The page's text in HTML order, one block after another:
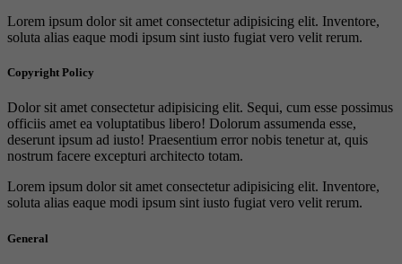
Lorem ipsum dolor sit amet consectetur adipisicing elit. Inventore,
soluta alias eaque modi ipsum sint iusto fugiat vero velit rerum.
Copyright Policy
Dolor sit amet consectetur adipisicing elit. Sequi, cum esse possimus
officiis amet ea voluptatibus libero! Dolorum assumenda esse,
deserunt ipsum ad iusto! Praesentium error nobis tenetur at, quis
nostrum facere excepturi architecto totam.
Lorem ipsum dolor sit amet consectetur adipisicing elit. Inventore,
soluta alias eaque modi ipsum sint iusto fugiat vero velit rerum.
General